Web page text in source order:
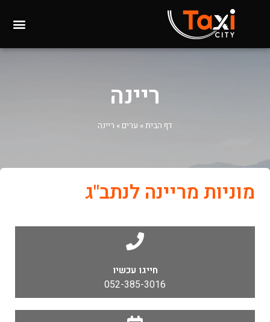
ריינה
דף הבית» ערים » ריינה
מוניות מריינה לנתב"ג
חייגו עכשיו
052-385-3016